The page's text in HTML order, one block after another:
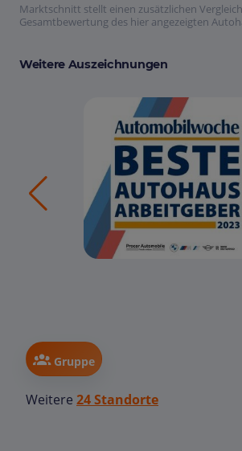
Marktschnitt stellt einen zusätzlichen
Gesamtbewertung des hier angezeigten
Weitere Auszeichnungen
Gruppe
Weitere 24 Standorte